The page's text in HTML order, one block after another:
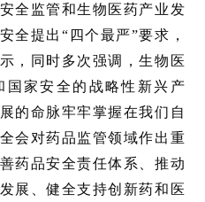
全监管和生物医药产业发
全提出“四个最严”要求，
，同时多次强调，生物医
国家安全的战略性新兴产
的命脉牢牢掌握在我们自
会对药品监管领域作出重
药品安全责任体系、推动
展、健全支持创新药和医